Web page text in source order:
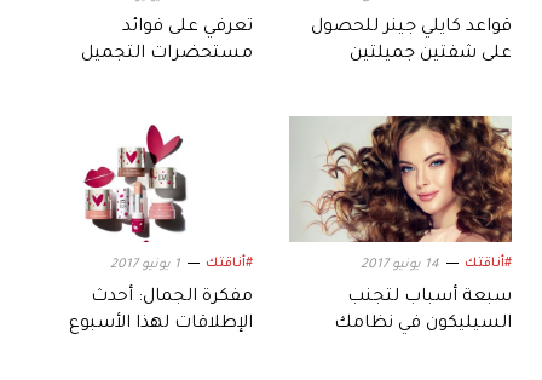
قواعد كايلي جينر للحصول
على شفتين جميلتين
تعرفي على فوائد
مستحضرات التجميل
#أناقتك 14 يونيو 2017
سبعة أسباب لتجنب
السيليكون في نظامك
#أناقتك 1 يونيو 2017
مفكرة الجمال: أحدث
الإطلاقات لهذا الأسبوع